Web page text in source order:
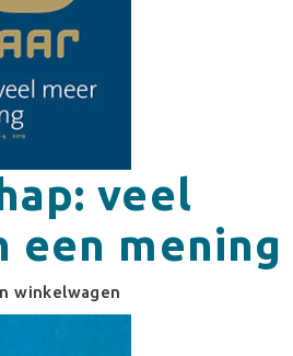
veel
een mening
winkelwagen